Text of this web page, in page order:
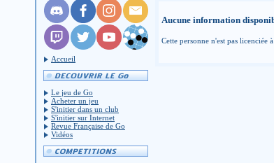
Accueil
Le jeu de Go
Acheter un jeu
S'initier dans un club
S'initier sur Internet
Revue Française de Go
Vidéos
Aucune information
Cette personne n'est pas licenciée